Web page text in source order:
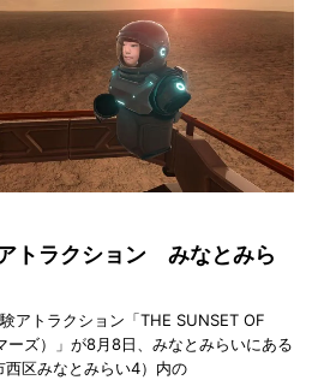
トラクション みなとみら
アトラクション「THE SUNSET OF
ーズ）」が8月8日、みなとみらいにある
区みなとみらい4）内の